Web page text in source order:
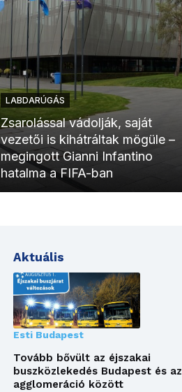
LABDARÚGÁS
Zsarolással vádolják, saját
vezetői is kihátráltak mögüle –
megingott Gianni Infantino
hatalma a FIFA-ban
Aktuális
Esti Budapest
Tovább bővült az éjszakai
buszközlekedés Budapest és az
agglomeráció között